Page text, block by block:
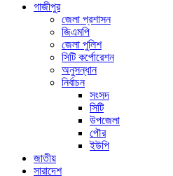
গাজীপুর
জেলা প্রশাসন
জিএমপি
জেলা পুলিশ
সিটি কর্পোরেশন
অনুসন্ধান
নির্বাচন
সংসদ
সিটি
উপজেলা
পৌর
ইউপি
জাতীয়
সারাদেশ